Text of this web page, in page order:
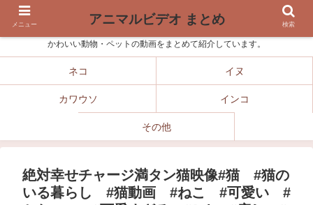
かわいい動物・ペットの動画をまとめて紹介しています。
ネコ イヌ
カワウソ インコ
その他
絶対幸せチャージ満タン猫映像#猫 #猫の
いる暮らし #猫動画 #ねこ #可愛い #
メニュー アニマルビデオ まとめ 検索